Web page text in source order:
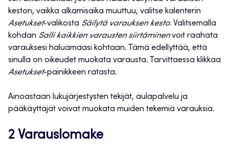
keston, vaikka alkamisaika muuttuu, valitse kalenterin
Asetukset-valikosta Säilytä varauksen kesto. Valitsemalla
kohdan Salli kaikkien varausten siirtäminenvoit raahata
varauksesi haluamaasi kohtaan. Tämä edellyttää, että
sinulla on oikeudet muokata varausta. Tarvittaessa klikkaa
Asetukset-painikkeen ratasta.
Ainoastaan lukujärjestysten tekijät, aulapalvelu ja
pääkäyttäjät voivat muokata muiden tekemiä varauksia.
2 Varauslomake